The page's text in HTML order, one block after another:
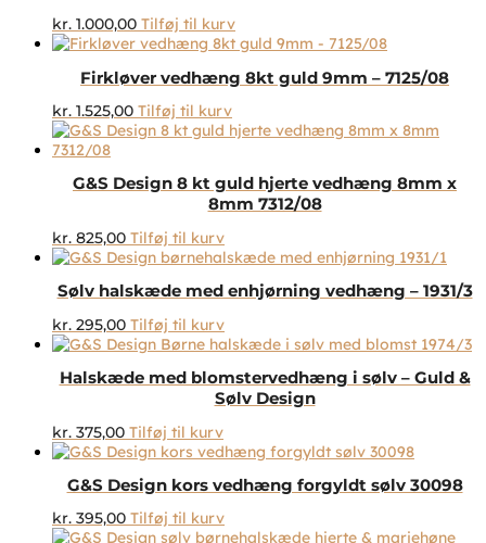
kr. 1.000,00 Tilføj til kurv
Firkløver vedhæng 8kt guld 9mm – 7125/08
kr. 1.525,00 Tilføj til kurv
G&S Design 8 kt guld hjerte vedhæng 8mm x
8mm 7312/08
kr. 825,00 Tilføj til kurv
Sølv halskæde med enhjørning vedhæng – 1931/3
kr. 295,00 Tilføj til kurv
Halskæde med blomstervedhæng i sølv – Guld &
Sølv Design
kr. 375,00 Tilføj til kurv
G&S Design kors vedhæng forgyldt sølv 30098
kr. 395,00 Tilføj til kurv